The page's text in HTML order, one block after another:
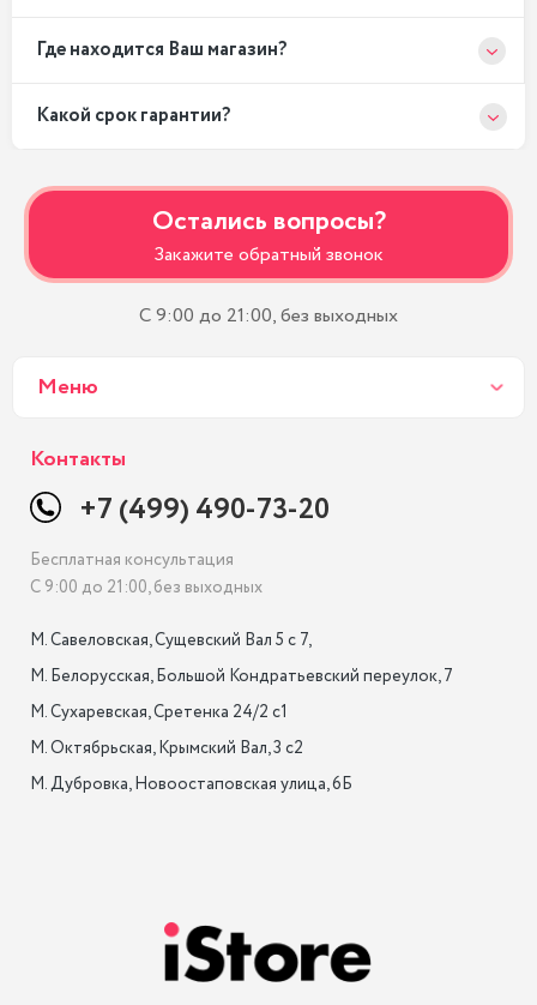
Где находится Ваш магазин?
Какой срок гарантии?
Остались вопросы?
Закажите обратный звонок
С 9:00 до 21:00, без выходных
Меню
Контакты
+7 (499) 490-73-20
Бесплатная консультация
С 9:00 до 21:00, без выходных
М. Савеловская, Сущевский Вал 5 с 7,
М. Белорусская, Большой Кондратьевский переулок, 7
М. Сухаревская, Сретенка 24/2 с1
М. Октябрьская, Крымский Вал, 3 с2
М. Дубровка, Новоостаповская улица, 6Б